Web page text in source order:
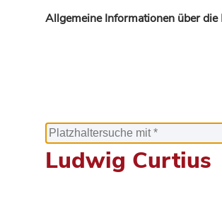
Allgemeine Informationen über
Ludwig Curtius